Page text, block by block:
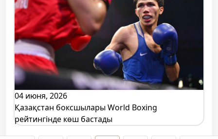
04 июня, 2026
Қазақстан боксшылары World Boxing
рейтингінде көш бастады